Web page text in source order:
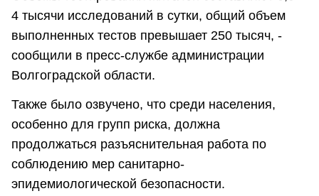
4 тысячи исследований в сутки, общий объем
выполненных тестов превышает 250 тысяч, -
сообщили в пресс-службе администрации
Волгоградской области.
Также было озвучено, что среди населения,
особенно для групп риска, должна
продолжаться разъяснительная работа по
соблюдению мер санитарно-
эпидемиологической безопасности.